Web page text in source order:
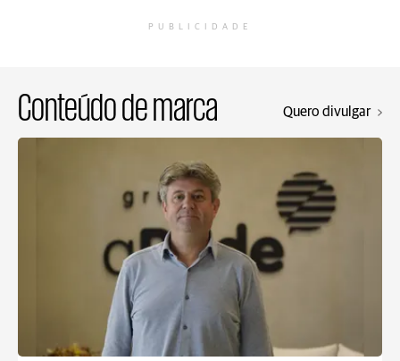
PUBLICIDADE
Conteúdo de marca Quero divulgar